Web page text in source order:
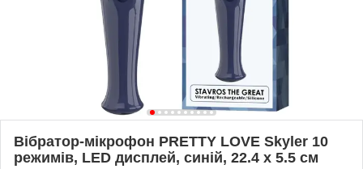
Вібратор-мікрофон PRETTY LOVE Skyler 10
режимів, LED дисплей, синій, 22.4 х 5.5 см